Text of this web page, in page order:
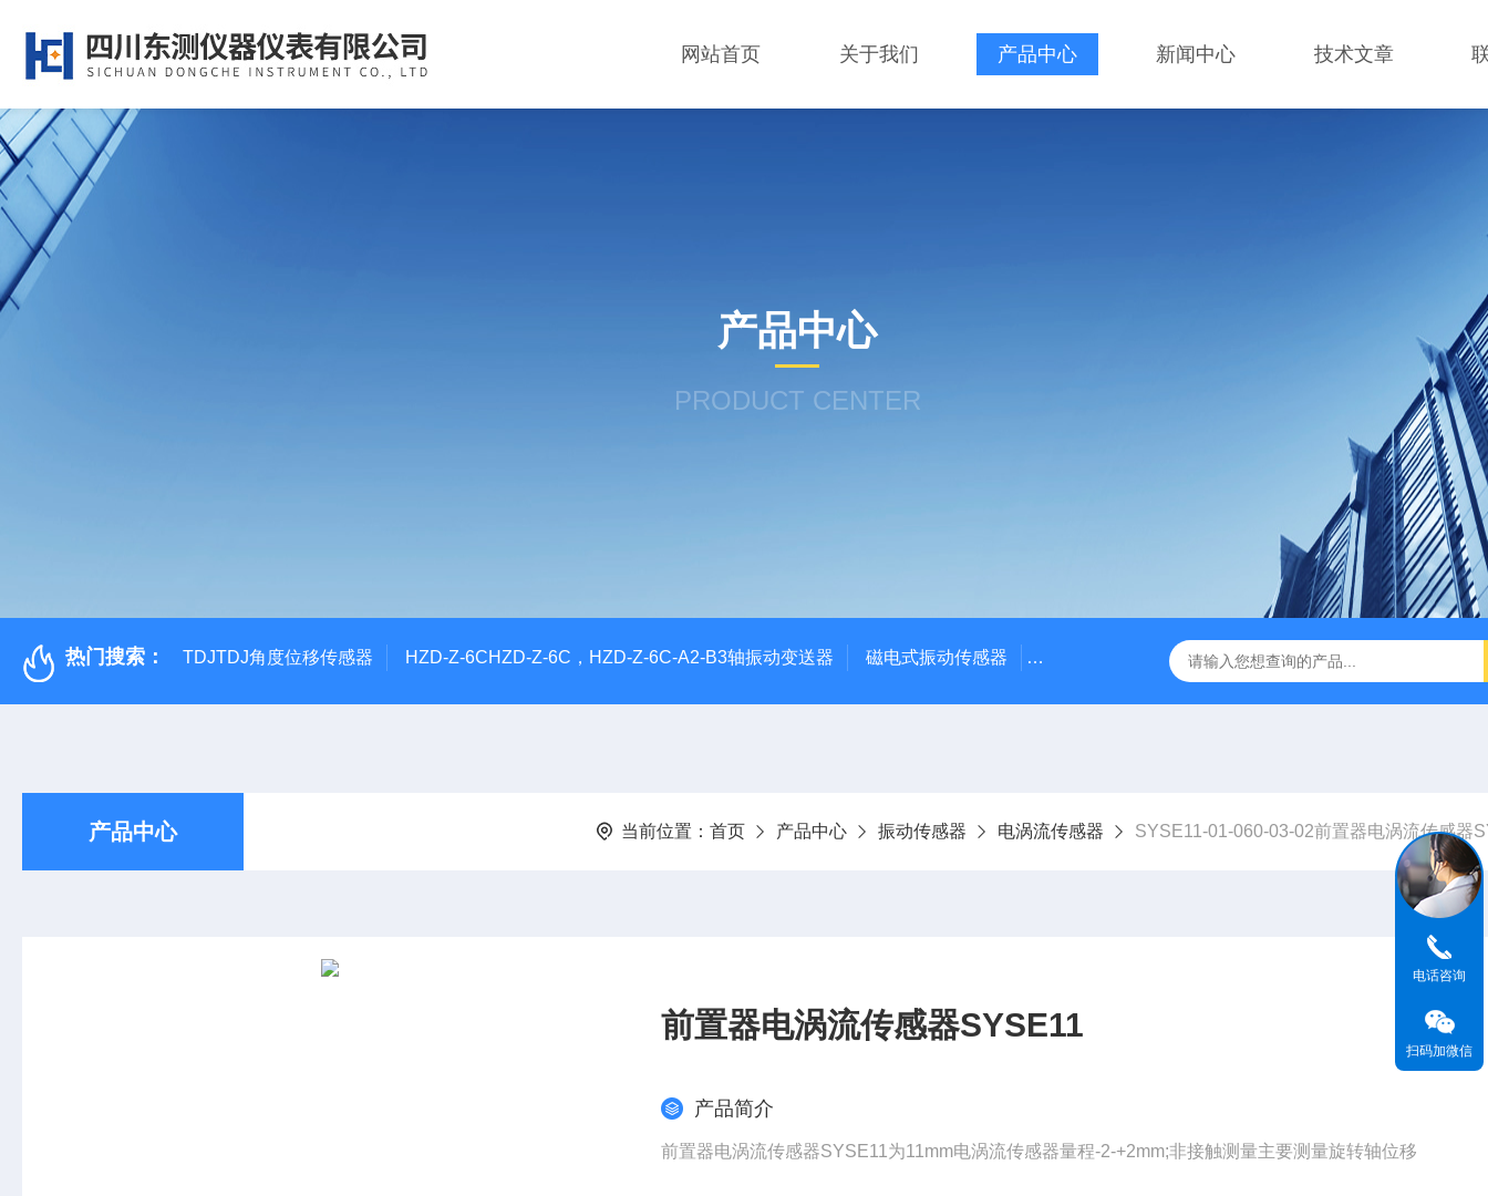
网站首页 关于我们 产品中心 新闻中心 技术文章
产品中心
PRODUCT CENTER
热门搜索： TDJTDJ角度位移传感器 HZD-Z-6CHZD-Z-6C，HZD-Z-6C-A2-B3轴振动变送器 磁电式振动传感器 NE3100电涡流位移传感器 三轴振动传感器 加速度
产品中心 当前位置： 首页 产品中心 振动传感器 电涡流传感器 SYSE11-01-060-03-02前置器电涡流传感器
前置器电涡流传感器SYSE11
产品简介
前置器电涡流传感器SYSE11为11mm电涡流传感器量程-2-+2mm;非接触测量主要测量旋转轴位移
电话咨询
扫码加微信